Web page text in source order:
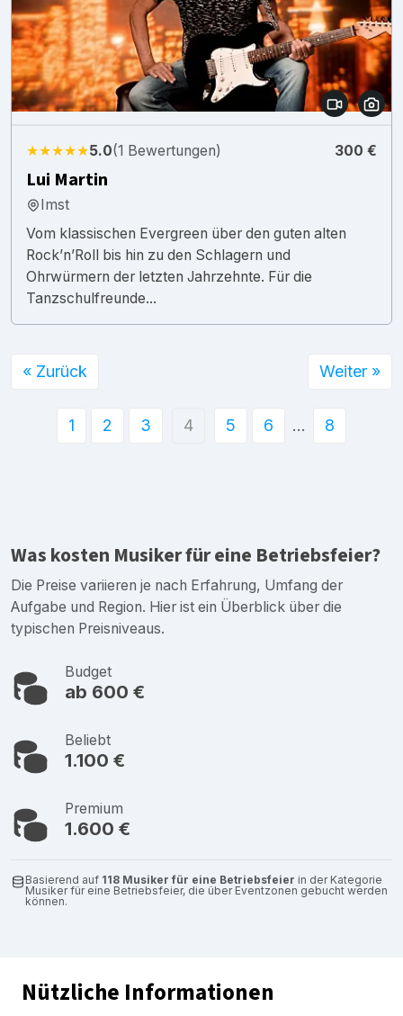
★★★★★5.0(1 Bewertungen) 300 €
Lui Martin
Imst
Vom klassischen Evergreen über den guten alten
Rock’n’Roll bis hin zu den Schlagern und
Ohrwürmern der letzten Jahrzehnte. Für die
Tanzschulfreunde...
« Zurück
1 2 3 4 5 6 … 8
Weiter »
Was kosten Musiker für eine Betriebsfeier?
Die Preise variieren je nach Erfahrung, Umfang der
Aufgabe und Region. Hier ist ein Überblick über die
typischen Preisniveaus.
Budget
ab 600 €
Beliebt
1.100 €
Premium
1.600 €
Basierend auf 118 Musiker für eine Betriebsfeier in der Kategorie
Musiker für eine Betriebsfeier, die über Eventzonen gebucht werden
können.
Nützliche Informationen